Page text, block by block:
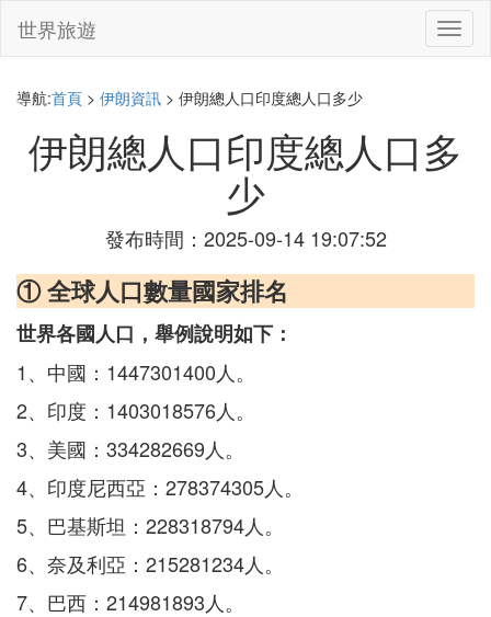
切
換
世界旅遊
導航:首頁 > 伊朗資訊 > 伊朗總人口印度總人口多少
伊朗總人口印度總人口多
少
發布時間：2025-09-14 19:07:52
① 全球人口數量國家排名
世界各國人口，舉例說明如下：
1、中國：1447301400人。
2、印度：1403018576人。
3、美國：334282669人。
4、印度尼西亞：278374305人。
5、巴基斯坦：228318794人。
6、奈及利亞：215281234人。
7、巴西：214981893人。